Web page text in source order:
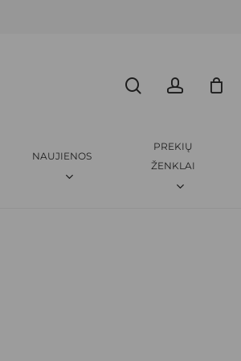
NAUJIENOS
PREKIŲ
ŽENKLAI